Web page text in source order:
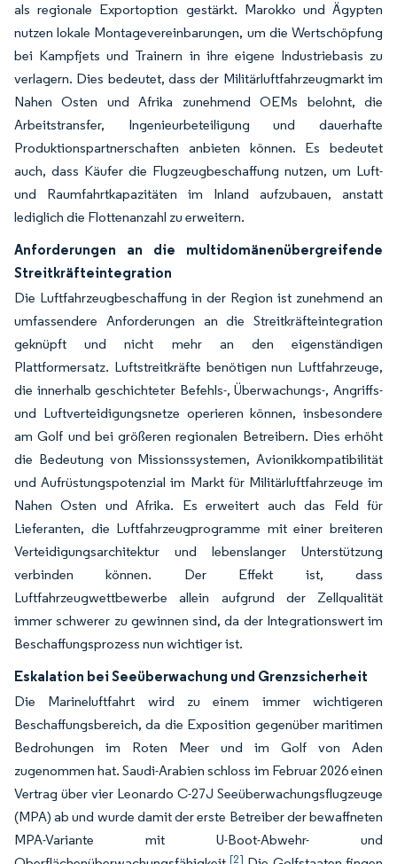
als regionale Exportoption gestärkt. Marokko und Ägypten
nutzen lokale Montagevereinbarungen, um die Wertschöpfung
bei Kampfjets und Trainern in ihre eigene Industriebasis zu
verlagern. Dies bedeutet, dass der Militärluftfahrzeugmarkt im
Nahen Osten und Afrika zunehmend OEMs belohnt, die
Arbeitstransfer, Ingenieurbeteiligung und dauerhafte
Produktionspartnerschaften anbieten können. Es bedeutet
auch, dass Käufer die Flugzeugbeschaffung nutzen, um Luft-
und Raumfahrtkapazitäten im Inland aufzubauen, anstatt
lediglich die Flottenanzahl zu erweitern.
Anforderungen an die multidomänenübergreifende
Streitkräfteintegration
Die Luftfahrzeugbeschaffung in der Region ist zunehmend an
umfassendere Anforderungen an die Streitkräfteintegration
geknüpft und nicht mehr an den eigenständigen
Plattformersatz. Luftstreitkräfte benötigen nun Luftfahrzeuge,
die innerhalb geschichteter Befehls-, Überwachungs-, Angriffs-
und Luftverteidigungsnetze operieren können, insbesondere
am Golf und bei größeren regionalen Betreibern. Dies erhöht
die Bedeutung von Missionssystemen, Avionikkompatibilität
und Aufrüstungspotenzial im Markt für Militärluftfahrzeuge im
Nahen Osten und Afrika. Es erweitert auch das Feld für
Lieferanten, die Luftfahrzeugprogramme mit einer breiteren
Verteidigungsarchitektur und lebenslanger Unterstützung
verbinden können. Der Effekt ist, dass
Luftfahrzeugwettbewerbe allein aufgrund der Zellqualität
immer schwerer zu gewinnen sind, da der Integrationswert im
Beschaffungsprozess nun wichtiger ist.
Eskalation bei Seeüberwachung und Grenzsicherheit
Die Marineluftfahrt wird zu einem immer wichtigeren
Beschaffungsbereich, da die Exposition gegenüber maritimen
Bedrohungen im Roten Meer und im Golf von Aden
zugenommen hat. Saudi-Arabien schloss im Februar 2026 einen
Vertrag über vier Leonardo C-27J Seeüberwachungsflugzeuge
(MPA) ab und wurde damit der erste Betreiber der bewaffneten
MPA-Variante mit U-Boot-Abwehr- und
[2]